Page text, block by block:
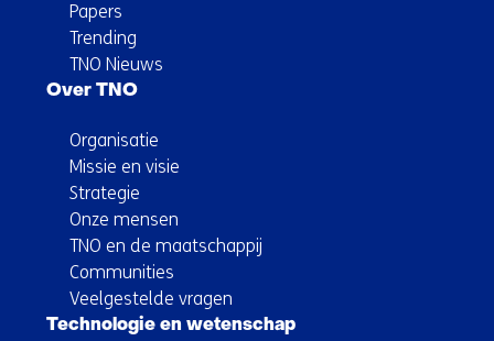
Papers
Trending
TNO Nieuws
Over TNO
Organisatie
Missie en visie
Strategie
Onze mensen
TNO en de maatschappij
Communities
Veelgestelde vragen
Technologie en wetenschap